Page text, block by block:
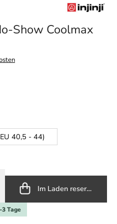
Show Coolmax
40,5 - 44)
Im Laden reservieren
Tage